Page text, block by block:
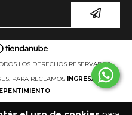
LOS DERECHOS RESERVADOS.
PARA RECLAMOS
INGRESÁ ACÁ.